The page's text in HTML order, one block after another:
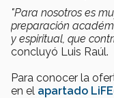
"Para nosotros es
preparación
y espiritual, que
concluyó Luis Raúl.
Para conocer la
en el apartado